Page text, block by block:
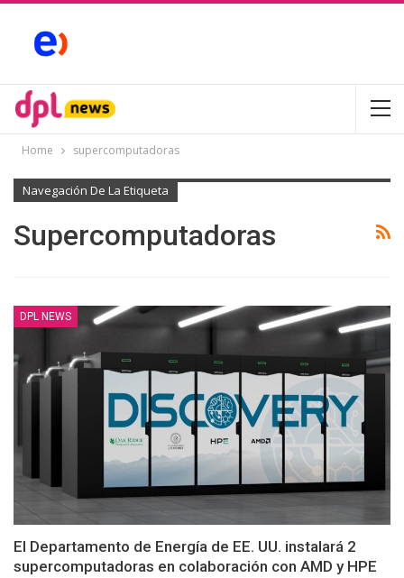
Home supercomputadoras
Navegación De La Etiqueta
Supercomputadoras
DPL NEWS
El Departamento de Energía de EE. UU. instalará 2
supercomputadoras en colaboración con AMD y HPE